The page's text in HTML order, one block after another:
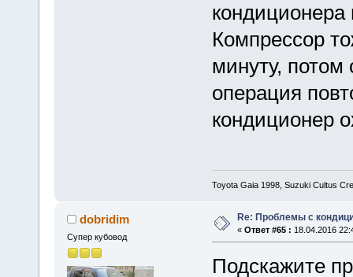
Компрессор
минуту, потом
операция
кондиционер
Toyota Gaia 1998, Suzuki Cultus
dobridim
Супер кубовод
Re: Проблемы с
« Ответ #65 : 18.04.2016
Подскажите